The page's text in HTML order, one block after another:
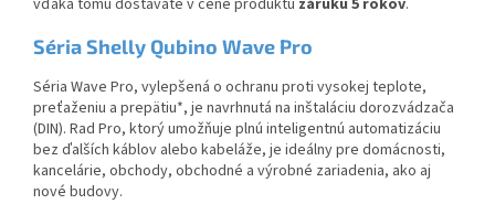
Séria Shelly Qubino Wave Pro
Séria Wave Pro, vylepšená o ochranu proti vysokej teplote,
preťaženiu a prepätiu*, je navrhnutá na inštaláciu dorozvádzača
(DIN). Rad Pro, ktorý umožňuje plnú inteligentnú automatizáciu
bez ďalších káblov alebo kabeláže, je ideálny pre domácnosti,
kancelárie, obchody, obchodné a výrobné zariadenia, ako aj
nové budovy.​